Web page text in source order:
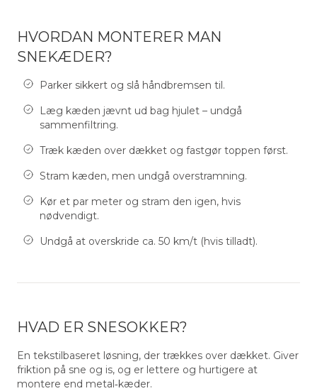
HVORDAN MONTERER MAN
SNEKÆDER?
Parker sikkert og slå håndbremsen til.
Læg kæden jævnt ud bag hjulet – undgå
sammenfiltring.
Træk kæden over dækket og fastgør toppen først.
Stram kæden, men undgå overstramning.
Kør et par meter og stram den igen, hvis
nødvendigt.
Undgå at overskride ca. 50 km/t (hvis tilladt).
HVAD ER SNESOKKER?
En tekstilbaseret løsning, der trækkes over dækket. Giver
friktion på sne og is, og er lettere og hurtigere at
montere end metal‑kæder.